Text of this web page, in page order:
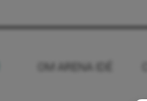
OM ARENA IDÉ